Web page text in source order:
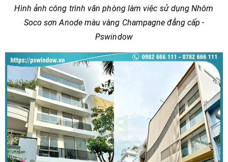
Hình ảnh công trình văn phòng làm việc sử dụng Nhôm
Soco sơn Anode màu vàng Champagne đẳng cấp -
Pswindow